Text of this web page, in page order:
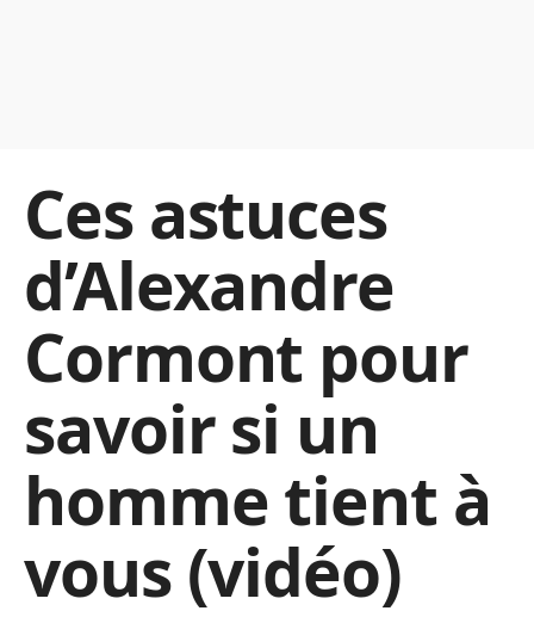
Ces astuces
d’Alexandre
Cormont pour
savoir si un
homme tient à
vous (vidéo)